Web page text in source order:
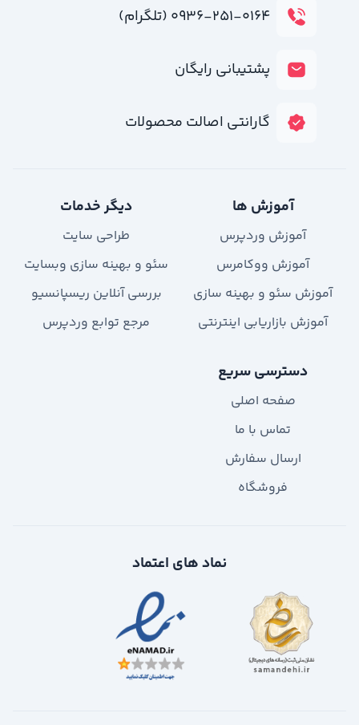
۰۹۳۶-۲۵۱-۰۱۶۴ (تلگرام)
پشتیبانی رایگان
گارانتی اصالت محصولات
آموزش ها
آموزش وردپرس
آموزش ووکامرس
آموزش سئو و بهینه سازی
آموزش بازاریابی اینترنتی
دیگر خدمات
طراحی سایت
سئو و بهینه سازی وبسایت
بررسی آنلاین ریسپانسیو
مرجع توابع وردپرس
دسترسی سریع
صفحه اصلی
تماس با ما
ارسال سفارش
فروشگاه
نماد های اعتماد